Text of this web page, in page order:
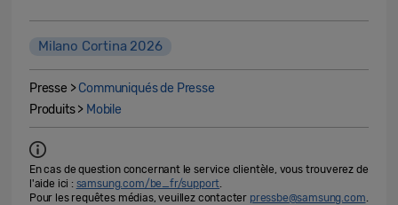
Milano Cortina 2026
Presse >Communiqués de Presse
Produits > Mobile
En cas de question concernant le service clientèle, vous trouverez de
l'aide ici : samsung.com/be_fr/support
Pour les requêtes médias, veuillez contacter pressbe@samsung.com